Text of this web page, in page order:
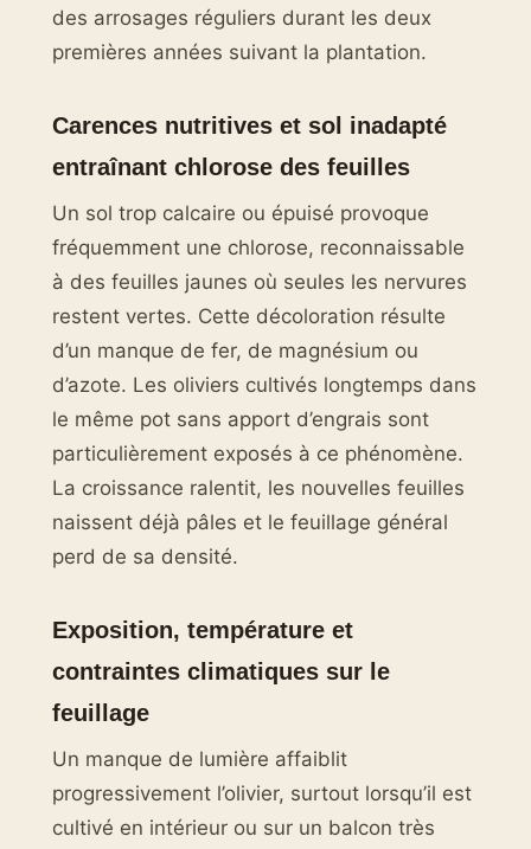
des arrosages réguliers durant les deux
premières années suivant la plantation.
Carences nutritives et sol inadapté
entraînant chlorose des feuilles
Un sol trop calcaire ou épuisé provoque
fréquemment une chlorose, reconnaissable
à des feuilles jaunes où seules les nervures
restent vertes. Cette décoloration résulte
d’un manque de fer, de magnésium ou
d’azote. Les oliviers cultivés longtemps dans
le même pot sans apport d’engrais sont
particulièrement exposés à ce phénomène.
La croissance ralentit, les nouvelles feuilles
naissent déjà pâles et le feuillage général
perd de sa densité.
Exposition, température et
contraintes climatiques sur le
feuillage
Un manque de lumière affaiblit
progressivement l’olivier, surtout lorsqu’il est
cultivé en intérieur ou sur un balcon très